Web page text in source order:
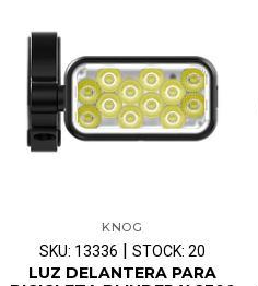
KNOG
SKU: 13336 | STOCK: 20
LUZ DELANTERA PARA